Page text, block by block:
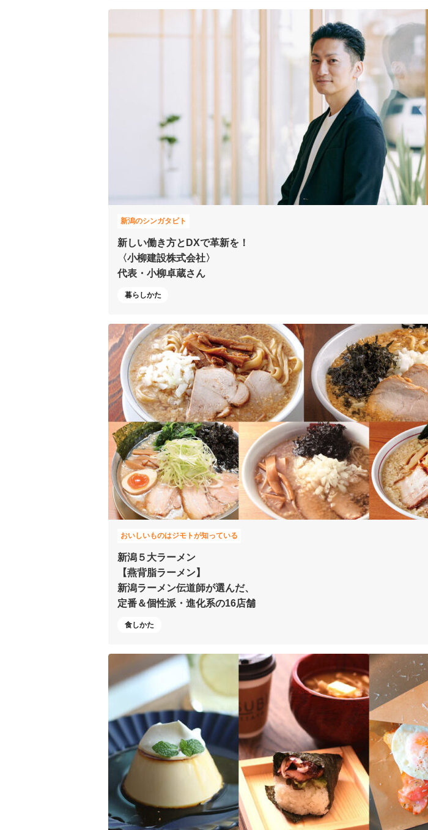
新潟のシンガタビト
新しい働き方とDXで革新を！
〈小柳建設株式会社〉
代表・小柳卓蔵さん
暮らしかた
おいしいものはジモトが知っている
新潟５大ラーメン
【燕背脂ラーメン】
新潟ラーメン伝道師が選んだ、
定番＆個性派・進化系の16店舗
食しかた